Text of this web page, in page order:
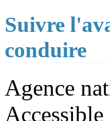
Suivre
conduire
Agence
Accessible